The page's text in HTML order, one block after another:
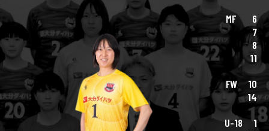
MF
6
7
8
11
FW
10
14
U-18
1